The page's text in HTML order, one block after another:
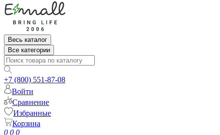
Весь каталог
Все категории
+7 (800) 551-87-08
Войти
Сравнение
Избранные
Корзина
0 0 0